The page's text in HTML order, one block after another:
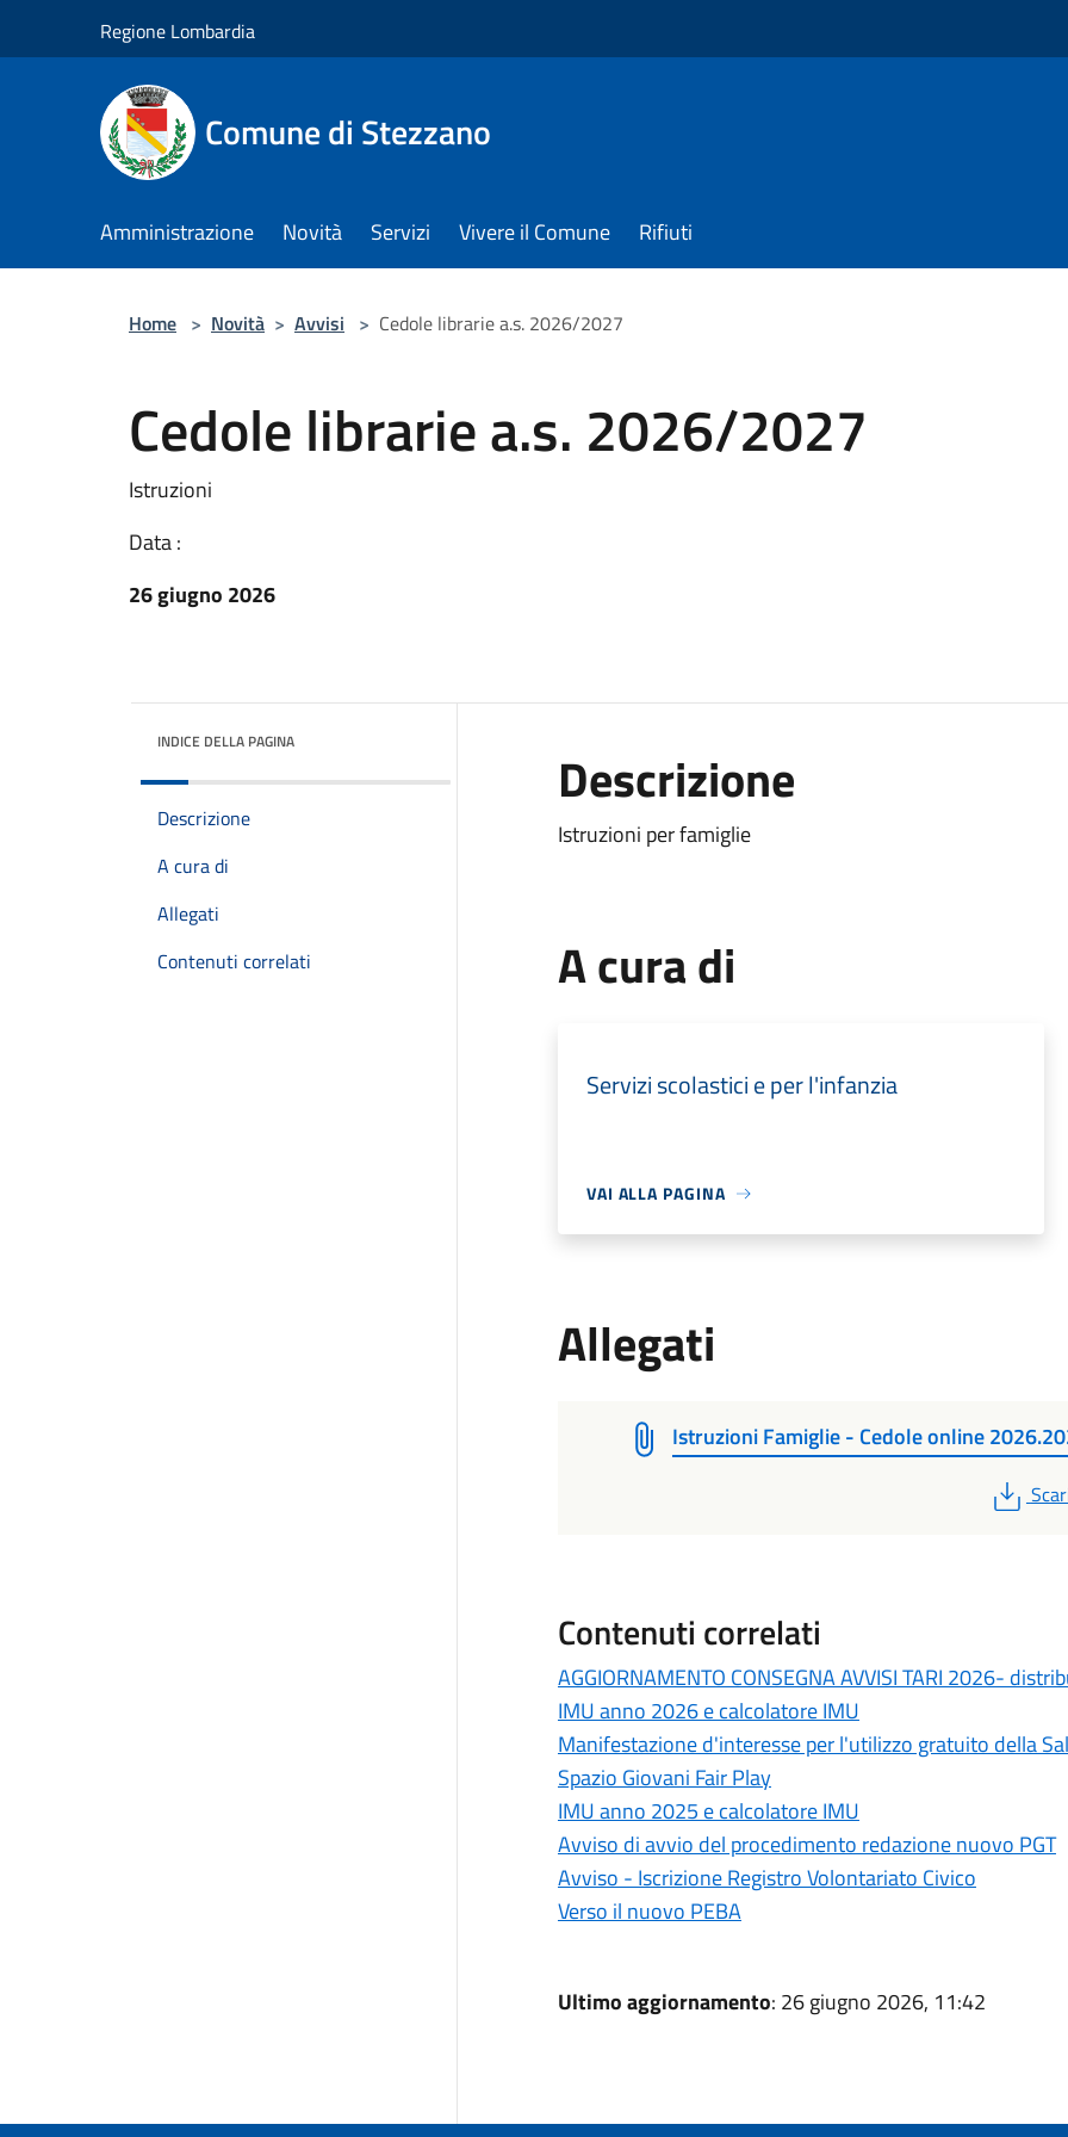
Regione Lombardia
Comune di Stezzano
Amministrazione Novità Servizi Vivere il Comune Rifiuti
Home > Novità > Avvisi > Cedole librarie a.s. 2026/2027
Cedole librarie a.s. 2026/2027
Istruzioni
Data :
26 giugno 2026
INDICE DELLA PAGINA
Descrizione
A cura di
Allegati
Contenuti correlati
Descrizione
Istruzioni per famiglie
A cura di
Servizi scolastici e per l'infanzia
VAI ALLA PAGINA
Allegati
Istruzioni Famiglie - Cedole online
PDF
Contenuti correlati
AGGIORNAMENTO CONSEGNA AVVISI TARI 2026-
IMU anno 2026 e calcolatore IMU
Manifestazione d'interesse per l'utilizzo gratuito della
Spazio Giovani Fair Play
IMU anno 2025 e calcolatore IMU
Avviso di avvio del procedimento redazione nuovo PGT
Avviso - Iscrizione Registro Volontariato Civico
Verso il nuovo PEBA
Ultimo aggiornamento: 26 giugno 2026, 11:42